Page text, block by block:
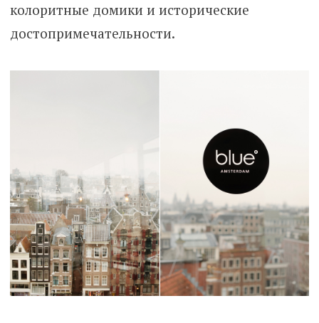
колоритные домики и исторические
достопримечательности.